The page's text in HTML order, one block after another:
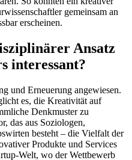
gemeinsam an
erscheinen.
Ansatz
interessant?
und Erneuerung angewiesen.
es, die Kreativität auf
Denkmuster zu
das aus Soziologen,
besteht – die Vielfalt der
Produkte und Services
Welt, wo der Wettbewerb